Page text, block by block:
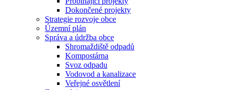
Dokončené projekty
Strategie rozvoje obce
Územní plán
Správa a údržba obce
Shromaždiště odpadů
Kompostárna
Svoz odpadu
Vodovod a kanalizace
Veřejné osvětlení